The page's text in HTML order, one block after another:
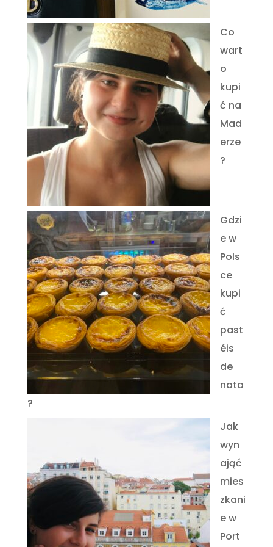
Co
wart
o
kupi
ć na
Mad
erze
?
Gdzi
e w
Pols
ce
kupi
ć
past
éis
de
nata
?
Jak
wyn
ająć
mies
zkani
e w
Port